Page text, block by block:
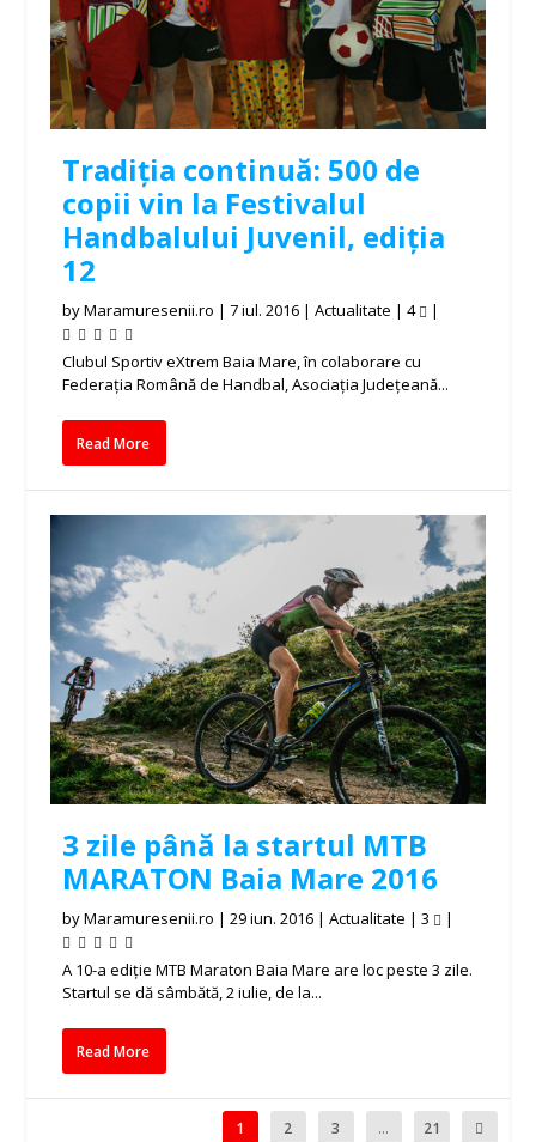
Tradiția continuă: 500 de
copii vin la Festivalul
Handbalului Juvenil, ediția
12
byMaramuresenii.ro |7 iul. 2016 |Actualitate |4 |
Clubul Sportiv eXtrem Baia Mare, în colaborare cu
Federația Română de Handbal, Asociația Județeană...
Read More
3 zile până la startul MTB
MARATON Baia Mare 2016
byMaramuresenii.ro |29 iun. 2016 |Actualitate |3 |
A 10-a ediție MTB Maraton Baia Mare are loc peste 3 zile.
Startul se dă sâmbătă, 2 iulie, de la...
Read More
1 2 3 ... 21